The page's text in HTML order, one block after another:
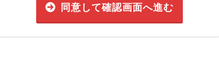
同意して確認画面へ進む